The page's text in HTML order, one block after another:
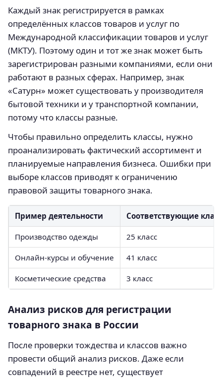
Каждый знак регистрируется в рамках
определённых классов товаров и услуг по
Международной классификации товаров и услуг
(МКТУ). Поэтому один и тот же знак может быть
зарегистрирован разными компаниями, если они
работают в разных сферах. Например, знак
«Сатурн» может существовать у производителя
бытовой техники и у транспортной компании,
потому что классы разные.
Чтобы правильно определить классы, нужно
проанализировать фактический ассортимент и
планируемые направления бизнеса. Ошибки при
выборе классов приводят к ограничению
правовой защиты товарного знака.
Пример деятельности Соответствующие
Производство одежды 25 класс
Онлайн-курсы и обучение 41 класс
Косметические средства 3 класс
Анализ рисков для регистрации
товарного знака в России
После проверки тождества и классов важно
провести общий анализ рисков. Даже если
совпадений в реестре нет, существует